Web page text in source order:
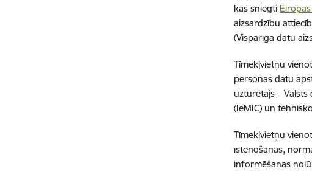
kas sniegti
aizsardzību
(Vispārīgā datu
Tīmekļvietņu
personas datu
uzturētājs –
(IeMIC) un
Tīmekļvietņu
īstenošanas,
informēšanas